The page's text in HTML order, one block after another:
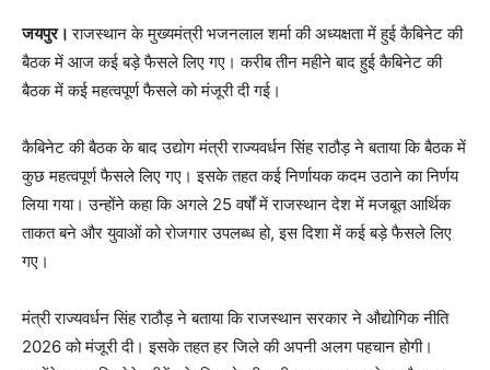
जयपुर।राजस्थान के मुख्यमंत्री भजनलाल शर्मा की अध्यक्षता में हुई कैबिनेट की
बैठक में आज कई बड़े फैसले लिए गए। करीब तीन महीने बाद हुई कैबिनेट की
बैठक में कई महत्वपूर्ण फैसले को मंजूरी दी गई।
कैबिनेट की बैठक के बाद उद्योग मंत्री राज्यवर्धन सिंह राठौड़ ने बताया कि बैठक में
कुछ महत्वपूर्ण फैसले लिए गए। इसके तहत कई निर्णायक कदम उठाने का निर्णय
लिया गया। उन्होंने कहा कि अगले 25 वर्षों में राजस्थान देश में मजबूत आर्थिक
ताकत बने और युवाओं को रोजगार उपलब्ध हो, इस दिशा में कई बड़े फैसले लिए
गए।
मंत्री राज्यवर्धन सिंह राठौड़ ने बताया कि राजस्थान सरकार ने औद्योगिक नीति
2026 को मंजूरी दी। इसके तहत हर जिले की अपनी अलग पहचान होगी।